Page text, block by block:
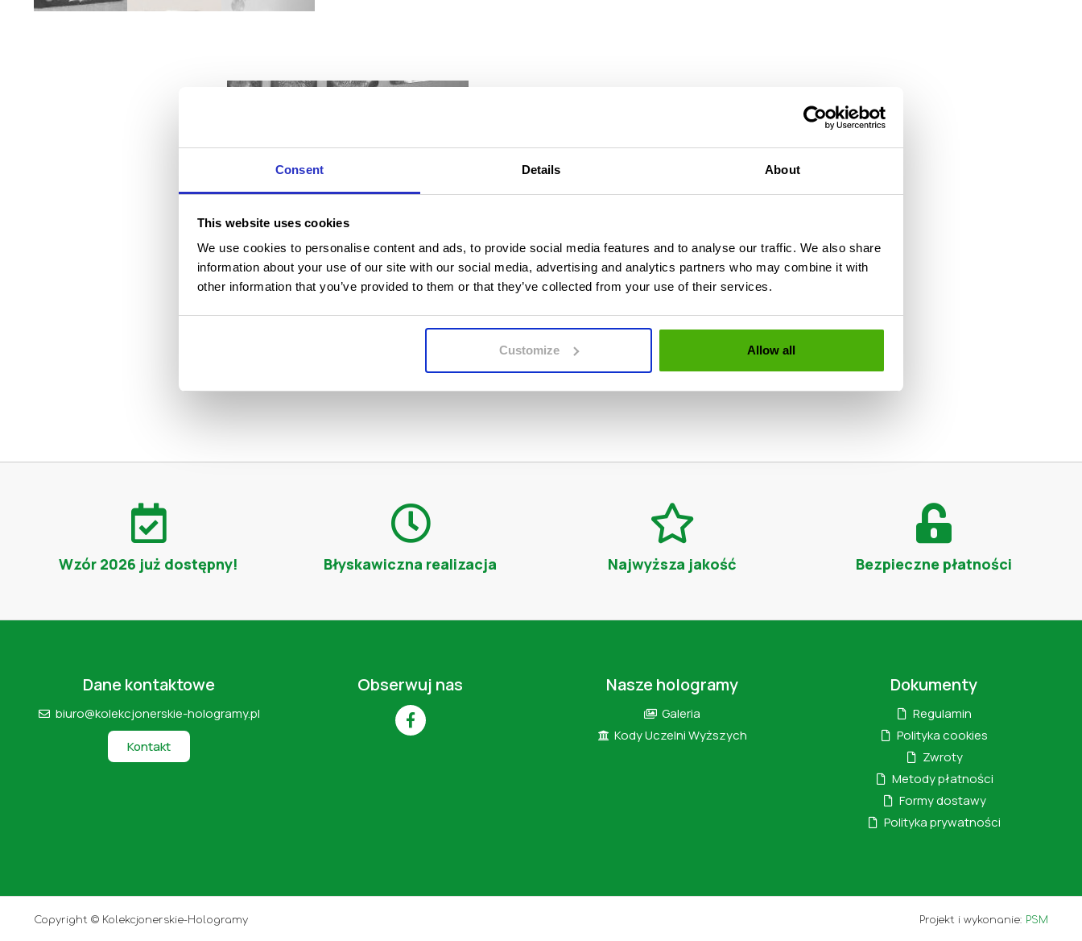
Consent Details About
This website uses cookies
We use cookies to personalise content and ads, to provide social media features and to analyse our traffic. We also share
information about your use of our site with our social media, advertising and analytics partners who may combine it with
other information that you’ve provided to them or that they’ve collected from your use of their services.
Customize Allow all
Naklejka na legitymacje 31-03-20
Hologram ELS na legitymację studencką z datą 31-03-20. Oczywiście do celów
kolekcjonerskich. Naklejka na legitymacje studencką, którą posiadamy w sprzedaży są
identyczne z tymi na uczelniach wyższych m.in. Gdańsk, Zielona Góra, Gorzów
Wielkopolski, Toruń, Nowy Sącz, Częstochowa, Bydgoszcz, Kielce, Opole, Rzeszów, Zabrze,
Rybnik, Olsztyn, Ruda Śląska, Sosnowiec, Łódź, Bytom, Kraków, Poznań,Warszawa,
Wrocław, Katowice, Opole, Szczecin, Białystok, Lublin, Gdynia, Bielsko-Biała.
Wzór 2026 już dostępny! Błyskawiczna realizacja Najwyższa jakość Bezpieczne płatności
Dane kontaktowe
biuro@kolekcjonerskie-hologramy.pl
Kontakt
Obserwuj nas Nasze hologramy
Galeria
Kody Uczelni Wyższych
Dokumenty
Regulamin
Polityka cookies
Zwroty
Metody płatności
Formy dostawy
Polityka prywatności
Copyright © Kolekcjonerskie-Hologramy Projekt i wykonanie: PSM